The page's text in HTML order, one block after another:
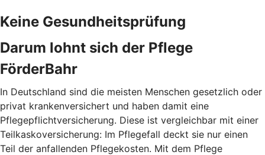
Keine Gesundheitsprüfung
Darum lohnt sich der Pflege
FörderBahr
In Deutschland sind die meisten Menschen gesetzlich oder
privat krankenversichert und haben damit eine
Pflegepflichtversicherung. Diese ist vergleichbar mit einer
Teilkaskoversicherung: Im Pflegefall deckt sie nur einen
Teil der anfallenden Pflegekosten. Mit dem Pflege